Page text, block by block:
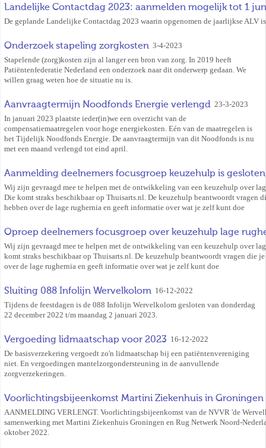
Landelijke Contactdag 2023: aanmelden mogelijk tot 1
De geplande Landelijke Contactdag 2023 waarin opgenomen de jaarlijkse ALV
Onderzoek stapeling zorgkosten 3-4-2023
Stapelende (zorg)kosten zijn al langer een bron van zorg. In 2019 heeft
Patiëntenfederatie Nederland een onderzoek naar dit onderwerp gedaan. We
willen graag weten hoe de situatie nu is.
Aanvraagtermijn Noodfonds Energie verlengd 23-3-2023
In januari 2023 plaatste ieder(in)we een overzicht van de
compensatiemaatregelen voor hoge energiekosten. Eén van de maatregelen is
het Tijdelijk Noodfonds Energie. De aanvraagtermijn van dit Noodfonds is nu
met een maand verlengd tot eind april.
Aanmelding deelnemers focusgroep keuzehulp is
Wij zijn gevraagd mee te helpen met de ontwikkeling van een keuzehulp over
Die komt straks beschikbaar op Thuisarts.nl. De keuzehulp beantwoordt vragen
hebben over de lage rughernia en geeft informatie over wat je zelf kunt doe
Oproep deelnemers focusgroep over keuzehulp lage
Wij zijn gevraagd mee te helpen met de ontwikkeling van een keuzehulp over
komt straks beschikbaar op Thuisarts.nl. De keuzehulp beantwoordt vragen die
over de lage rughernia en geeft informatie over wat je zelf kunt doe
Sluiting 088 Infolijn Wervelkolom 16-12-2022
Tijdens de feestdagen is de 088 Infolijn Wervelkolom gesloten van donderdag
22 december 2022 t/m maandag 2 januari 2023.
Vergoeding lidmaatschap voor 2023 16-12-2022
De basisverzekering vergoedt zo'n lidmaatschap bij een patiëntenvereniging
niet. En vergoedingen mantelzorgondersteuning in de aanvullende
zorgverzekeringen.
Voorlichtingsbijeenkomst Martini Ziekenhuis in Groningen
AANMELDING VERLENGT. Voorlichtingsbijeenkomst van de NVVR 'de
samenwerking met Martini Ziekenhuis Groningen en Rug Netwerk Noord-
oktober 2022.